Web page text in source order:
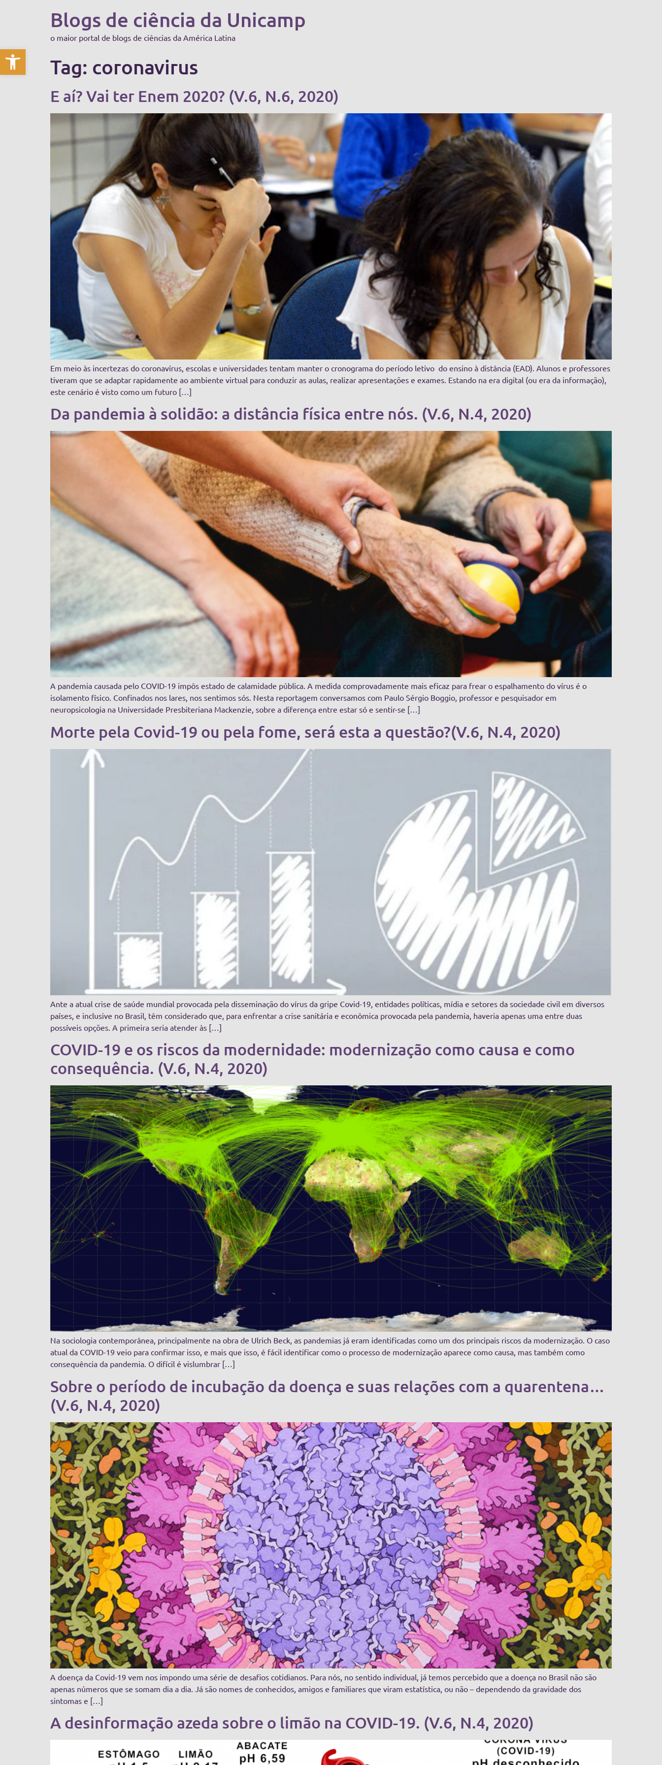
Abrir a barra de ferramentas
Blogs de ciência da Unicamp
o maior portal de blogs de ciências da América Latina
Tag: coronavirus
E aí? Vai ter Enem 2020? (V.6, N.6, 2020)
Em meio às incertezas do coronavírus, escolas e universidades tentam manter o cronograma do período letivo do ensino à distância (EAD). Alunos e professores
tiveram que se adaptar rapidamente ao ambiente virtual para conduzir as aulas, realizar apresentações e exames. Estando na era digital (ou era da informação),
este cenário é visto como um futuro […]
Da pandemia à solidão: a distância física entre nós. (V.6, N.4, 2020)
A pandemia causada pelo COVID-19 impôs estado de calamidade pública. A medida comprovadamente mais eficaz para frear o espalhamento do vírus é o
isolamento físico. Confinados nos lares, nos sentimos sós. Nesta reportagem conversamos com Paulo Sérgio Boggio, professor e pesquisador em
neuropsicologia na Universidade Presbiteriana Mackenzie, sobre a diferença entre estar só e sentir-se […]
Morte pela Covid-19 ou pela fome, será esta a questão?(V.6, N.4, 2020)
Ante a atual crise de saúde mundial provocada pela disseminação do vírus da gripe Covid-19, entidades políticas, mídia e setores da sociedade civil em diversos
países, e inclusive no Brasil, têm considerado que, para enfrentar a crise sanitária e econômica provocada pela pandemia, haveria apenas uma entre duas
possíveis opções. A primeira seria atender às […]
COVID-19 e os riscos da modernidade: modernização como causa e como
consequência. (V.6, N.4, 2020)
Na sociologia contemporânea, principalmente na obra de Ulrich Beck, as pandemias já eram identificadas como um dos principais riscos da modernização. O caso
atual da COVID-19 veio para confirmar isso, e mais que isso, é fácil identificar como o processo de modernização aparece como causa, mas também como
consequência da pandemia. O difícil é vislumbrar […]
Sobre o período de incubação da doença e suas relações com a quarentena…
(V.6, N.4, 2020)
A doença da Covid-19 vem nos impondo uma série de desafios cotidianos. Para nós, no sentido individual, já temos percebido que a doença no Brasil não são
apenas números que se somam dia a dia. Já são nomes de conhecidos, amigos e familiares que viram estatística, ou não – dependendo da gravidade dos
sintomas e […]
A desinformação azeda sobre o limão na COVID-19. (V.6, N.4, 2020)